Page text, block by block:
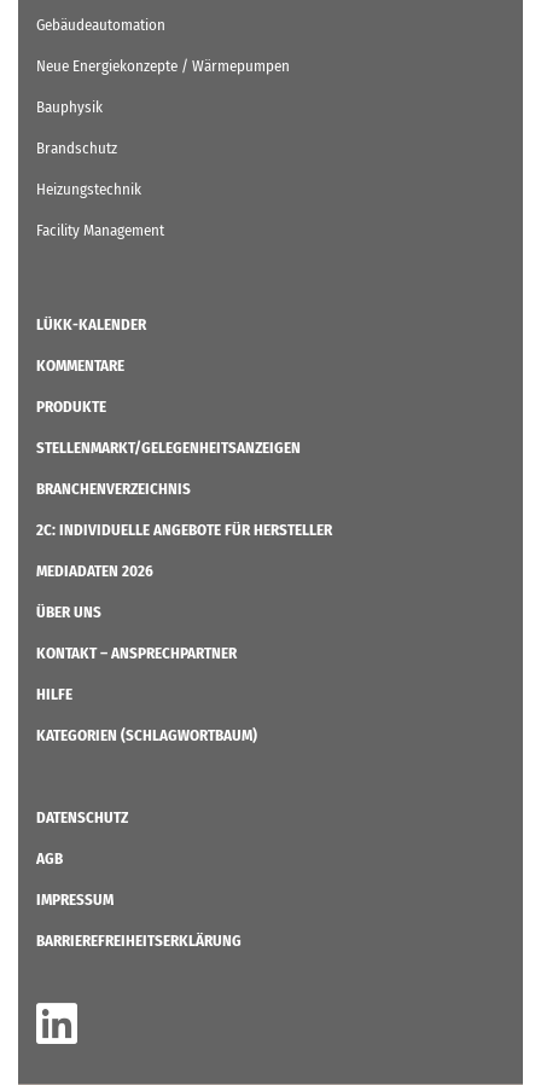
Gebäudeautomation
Neue Energiekonzepte / Wärmepumpen
Bauphysik
Brandschutz
Heizungstechnik
Facility Management
LÜKK-KALENDER
KOMMENTARE
PRODUKTE
STELLENMARKT/GELEGENHEITSANZEIGEN
BRANCHENVERZEICHNIS
2C: INDIVIDUELLE ANGEBOTE FÜR HERSTELLER
MEDIADATEN 2026
ÜBER UNS
KONTAKT – ANSPRECHPARTNER
HILFE
KATEGORIEN (SCHLAGWORTBAUM)
DATENSCHUTZ
AGB
IMPRESSUM
BARRIEREFREIHEITSERKLÄRUNG